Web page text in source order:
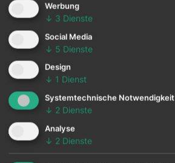
Werbung
↓ 3 Dienste
Social Media
↓ 5 Dienste
Design
↓ 1 Dienst
Systemtechnische Notwendigkeit
↓ 2 Dienste
Analyse
↓ 2 Dienste